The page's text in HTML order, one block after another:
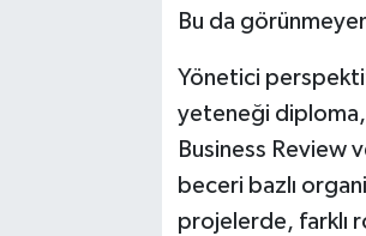
Bu da
Yönetici
yeteneği diploma,
Business Review
beceri bazlı
projelerde, farklı